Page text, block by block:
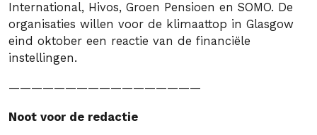
International, Hivos, Groen Pensioen en SOMO. De
organisaties willen voor de klimaattop in Glasgow
eind oktober een reactie van de financiële
instellingen.
—————————————————
Noot voor de redactie